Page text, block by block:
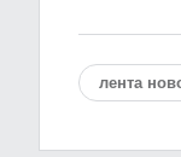
лента